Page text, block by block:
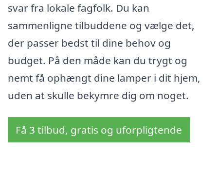
svar fra lokale fagfolk. Du kan
sammenligne tilbuddene og vælge det,
der passer bedst til dine behov og
budget. På den måde kan du trygt og
nemt få ophængt dine lamper i dit hjem,
uden at skulle bekymre dig om noget.
Få 3 tilbud, gratis og uforpligtende